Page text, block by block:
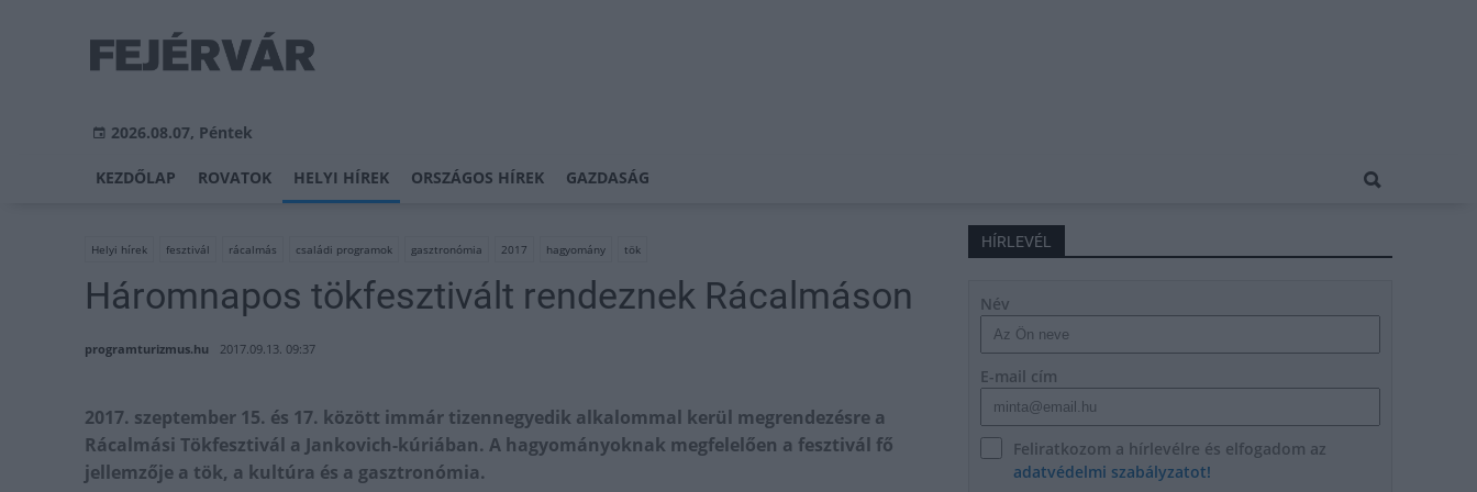
2026.08.07, Péntek
KEZDŐLAP ROVATOK HELYI HÍREK ORSZÁGOS HÍREK GAZDASÁG
Helyi hírek fesztivál rácalmás családi programok gasztronómia 2017 hagyomány tök
Háromnapos tökfesztivált rendeznek Rácalmáson
programturizmus.hu 2017.09.13. 09:37
2017. szeptember 15. és 17. között immár tizennegyedik alkalommal kerül megrendezésre a
Rácalmási Tökfesztivál a Jankovich-kúriában. A hagyományoknak megfelelően a fesztivál fő
jellemzője a tök, a kultúra és a gasztronómia.
HÍRLEVÉL
Név
E-mail cím
Feliratkozom a hírlevélre és elfogadom az
adatvédelmi szabályzatot!